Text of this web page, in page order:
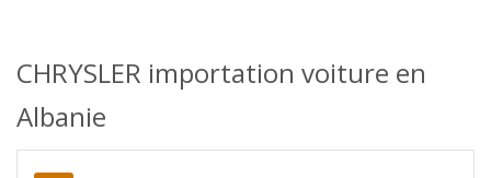
CHRYSLER importation voiture en
Albanie